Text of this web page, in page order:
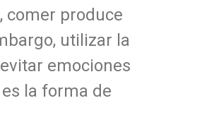
comer produce
utilizar la
emociones
la forma de